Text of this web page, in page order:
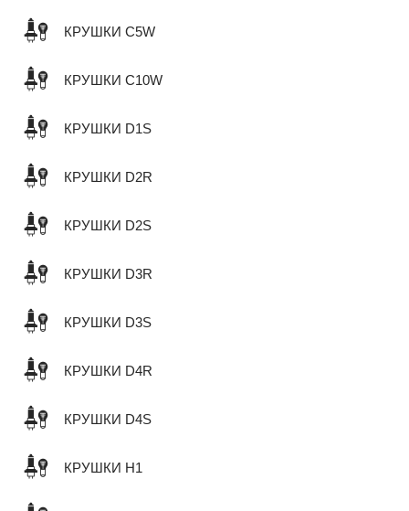
КРУШКИ C5W
КРУШКИ C10W
КРУШКИ D1S
КРУШКИ D2R
КРУШКИ D2S
КРУШКИ D3R
КРУШКИ D3S
КРУШКИ D4R
КРУШКИ D4S
КРУШКИ H1